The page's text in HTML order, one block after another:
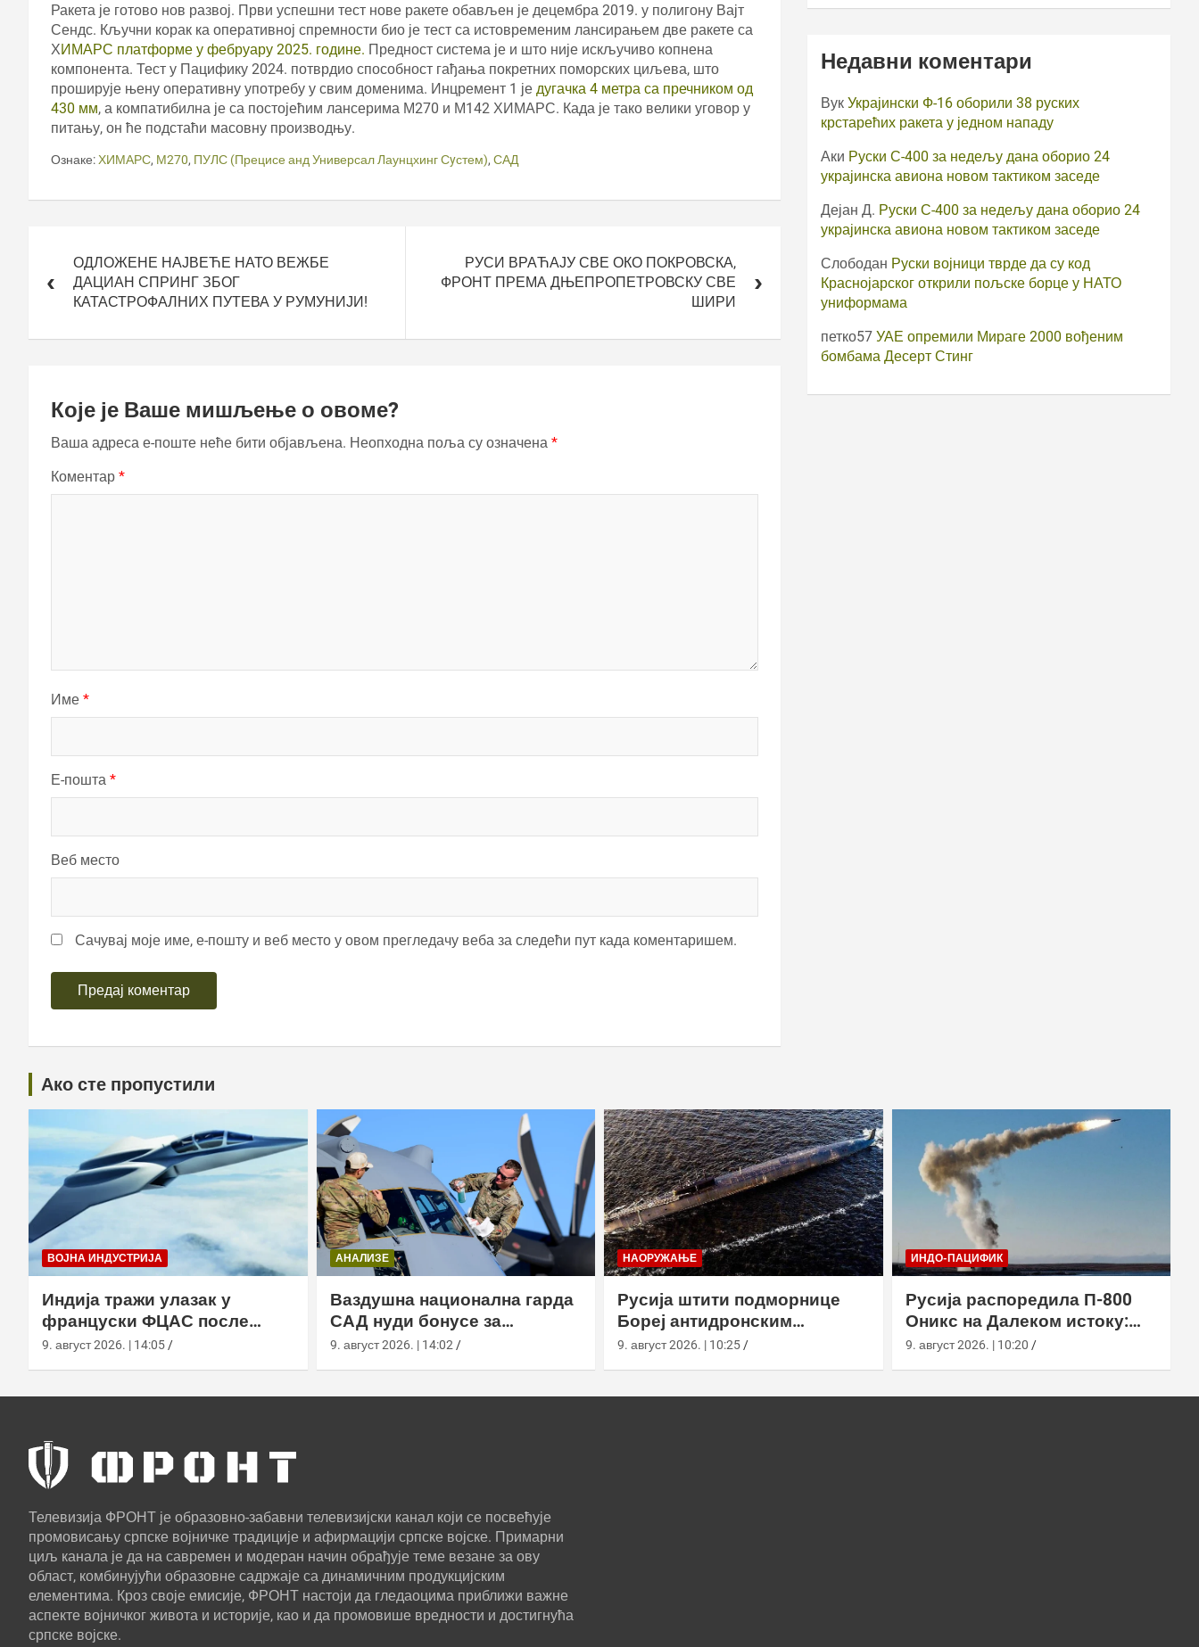
Ракета је готово нов развој. Први успешни тест нове ракете обављен је децембра 2019. у полигону Вајт
Сендс. Кључни корак ка оперативној спремности био је тест са истовременим лансирањем две ракете са
ХИМАРС платформе у фебруару 2025. године. Предност система је и што није искључиво копнена
компонента. Тест у Пацифику 2024. потврдио способност гађања покретних поморских циљева, што
проширује њену оперативну употребу у свим доменима. Инцремент 1 је дугачка 4 метра са пречником од
430 мм, а компатибилна је са постојећим лансерима М270 и М142 ХИМАРС. Када је тако велики уговор у
питању, он ће подстаћи масовну производњу.
Ознаке:ХИМАРС, М270, ПУЛС (Прецисе анд Универсал Лаунцхинг Сyстем), САД
чланкаОДЛОЖЕНЕ НАЈВЕЋЕ НАТО ВЕЖБЕ
ДАЦИАН СПРИНГ ЗБОГ
КАТАСТРОФАЛНИХ ПУТЕВА У РУМУНИЈИ!
РУСИ ВРАЋАЈУ СВЕ ОКО ПОКРОВСКА,
ФРОНТ ПРЕМА ДЊЕПРОПЕТРОВСКУ СВЕ
ШИРИ
Које је Ваше мишљење о овоме?
Ваша адреса е-поште неће бити објављена. Неопходна поља су означена *
Коментар *
Име *
Е-пошта *
Веб место
Сачувај моје име, е-пошту и веб место у овом прегледачу веба за следећи пут када коментаришем.
Недавни коментари
Вук Украјински Ф-16 оборили 38 руских
крстарећих ракета у једном нападу
Аки Руски С-400 за недељу дана оборио 24
украјинска авиона новом тактиком заседе
Дејан Д. Руски С-400 за недељу дана оборио 24
украјинска авиона новом тактиком заседе
Слободан Руски војници тврде да су код
Краснојарског открили пољске борце у НАТО
униформама
петко57 УАЕ опремили Мираге 2000 вођеним
бомбама Десерт Стинг
Ако сте пропустили
ВОЈНА ИНДУСТРИЈА
Индија тражи улазак у
француски ФЦАС после
распада европског програма
9. август 2026. | 14:05
АНАЛИЗЕ
Ваздушна национална гарда
САД нуди бонусе за
прелазак из активног
9. август 2026. | 14:02
НАОРУЖАЊЕ
Русија штити подморнице
Бореј антидронским
мрежама у бази на Камчатки
9. август 2026. | 10:25
ИНДО-ПАЦИФИК
Русија распоредила П-800
Оникс на Далеком истоку:
„Бастион“ покрива Куриле,
9. август 2026. | 10:20
Телевизија ФРОНТ је образовно-забавни телевизијски канал који се посвећује
промовисању српске војничке традиције и афирмацији српске војске. Примарни
циљ канала је да на савремен и модеран начин обрађује теме везане за ову
област, комбинујући образовне садржаје са динамичним продукцијским
елементима. Кроз своје емисије, ФРОНТ настоји да гледаоцима приближи важне
аспекте војничког живота и историје, као и да промовише вредности и достигнућа
српске војске.